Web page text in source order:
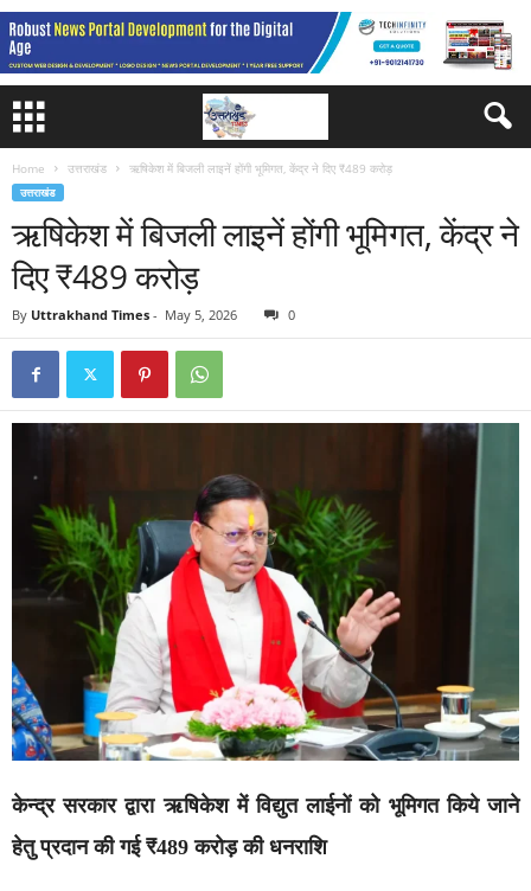
Home उत्तराखंड ऋषिकेश में बिजली लाइनें होंगी भूमिगत, केंद्र ने दिए ₹489 करोड़
उत्तराखंड
ऋषिकेश में बिजली लाइनें होंगी भूमिगत, केंद्र ने
दिए ₹489 करोड़
By Uttrakhand Times - May 5, 2026 0
केन्द्र सरकार द्वारा ऋषिकेश में विद्युत लाईनों को भूमिगत किये जाने
हेतु प्रदान की गई ₹489 करोड़ की धनराशि